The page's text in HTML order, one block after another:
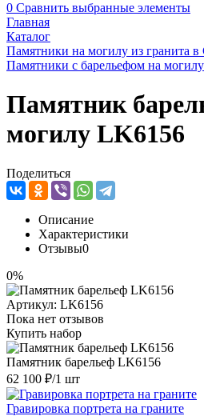
0 Сравнить выбранные элементы
Главная
Каталог
Памятники на могилу из гранита
Памятники с барельефом на
Памятник
могилу LK6156
Поделиться
Описание
Характеристики
Отзывы0
0%
Артикул: LK6156
Пока нет отзывов
Купить набор
Памятник барельеф LK6156
62 100 ₽/1 шт
Гравировка портрета на граните